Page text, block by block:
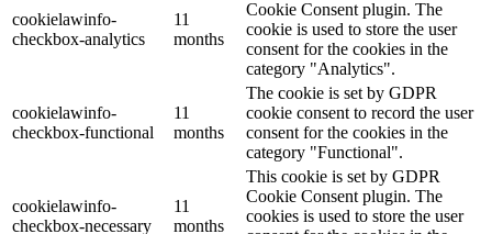
cookielawinfo-
checkbox-analytics
11
months
Cookie Consent plugin. The
cookie is used to store the user
consent for the cookies in the
category "Analytics".
cookielawinfo-
checkbox-functional
11
months
The cookie is set by GDPR
cookie consent to record the user
consent for the cookies in the
category "Functional".
cookielawinfo-
checkbox-necessary
11
months
This cookie is set by GDPR
Cookie Consent plugin. The
cookies is used to store the user